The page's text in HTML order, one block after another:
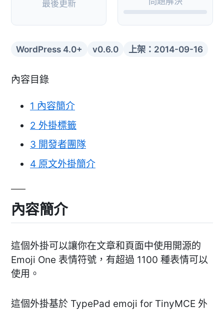
最後更新
WordPress 4.0+ v0.6.0 上架：2014-09-16
內容目錄
1 內容簡介
2 外掛標籤
3 開發者團隊
4 原文外掛簡介
內容簡介
這個外掛可以讓你在文章和頁面中使用開源的
Emoji One 表情符號，有超過 1100 種表情可以
使用。
這個外掛基於 TypePad emoji for TinyMCE 外